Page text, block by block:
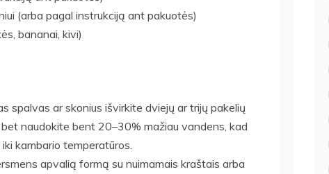
(arba pagal instrukciją ant pakuotės)
bananai, kivi)
spalvas ar skonius išvirkite dviejų ar trijų pakelių
naudokite bent 20–30% mažiau vandens, kad
kambario temperatūros.
apvalią formą su nuimamais kraštais arba